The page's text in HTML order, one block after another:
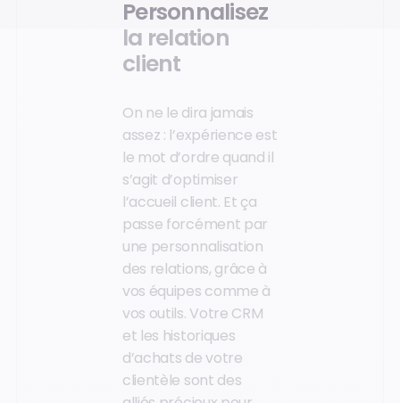
Personnalisez
la relation
client
On ne le dira jamais
assez : l’expérience est
le mot d’ordre quand il
s’agit d’optimiser
l’accueil client. Et ça
passe forcément par
une personnalisation
des relations, grâce à
vos équipes comme à
vos outils. Votre CRM
et les historiques
d’achats de votre
clientèle sont des